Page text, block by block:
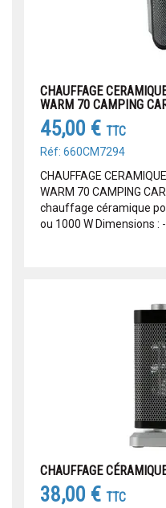
CHAUFFAGE
WARM 70 CAMPING
45,00 € TTC
Réf: 660CM7294
CHAUFFAGE
WARM 70 CAMPING
chauffage céramique
ou 1000 W Dimensions : -
CHAUFFAGE
38,00 € TTC